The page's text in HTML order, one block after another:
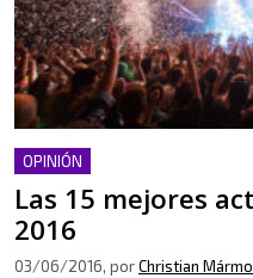
OPINIÓN
Las 15 mejores
2016
03/06/2016, porChristian